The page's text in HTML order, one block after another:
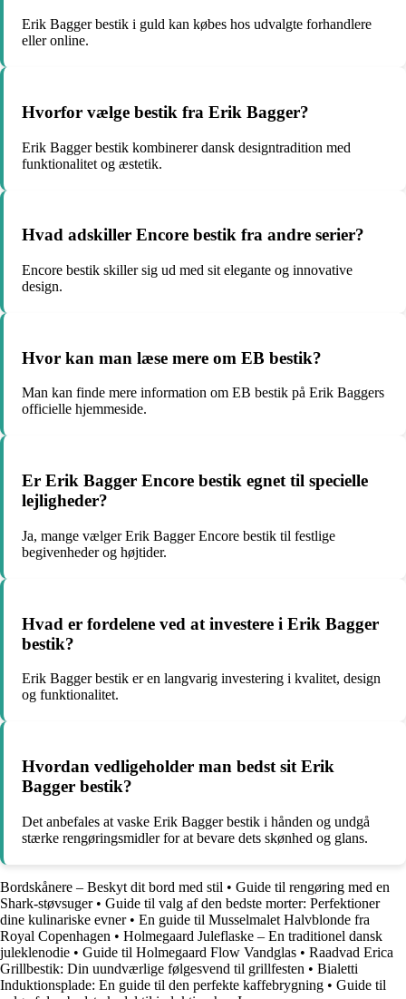
Erik Bagger bestik i guld kan købes hos udvalgte forhandlere
eller online.
Hvorfor vælge bestik fra Erik Bagger?
Erik Bagger bestik kombinerer dansk designtradition med
funktionalitet og æstetik.
Hvad adskiller Encore bestik fra andre serier?
Encore bestik skiller sig ud med sit elegante og innovative
design.
Hvor kan man læse mere om EB bestik?
Man kan finde mere information om EB bestik på Erik Baggers
officielle hjemmeside.
Er Erik Bagger Encore bestik egnet til specielle
lejligheder?
Ja, mange vælger Erik Bagger Encore bestik til festlige
begivenheder og højtider.
Hvad er fordelene ved at investere i Erik Bagger
bestik?
Erik Bagger bestik er en langvarig investering i kvalitet, design
og funktionalitet.
Hvordan vedligeholder man bedst sit Erik
Bagger bestik?
Det anbefales at vaske Erik Bagger bestik i hånden og undgå
stærke rengøringsmidler for at bevare dets skønhed og glans.
Bordskånere – Beskyt dit bord med stil • Guide til rengøring med en
Shark-støvsuger• Guide til valg af den bedste morter: Perfektioner
dine kulinariske evner• En guide til Musselmalet Halvblonde fra
Royal Copenhagen • Holmegaard Juleflaske – En traditionel dansk
juleklenodie • Guide til Holmegaard Flow Vandglas • Raadvad Erica
Grillbestik: Din uundværlige følgesvend til grillfesten • Bialetti
Induktionsplade: En guide til den perfekte kaffebrygning • Guide til